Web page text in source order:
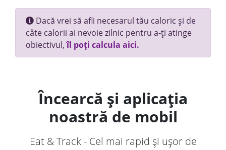
Dacă vrei să afli necesarul tău caloric și de
câte calorii ai nevoie zilnic pentru a-ți atinge
obiectivul,îl poți calcula aici.
Încearcă și aplicația
noastră de mobil
Eat & Track - Cel mai rapid și ușor de